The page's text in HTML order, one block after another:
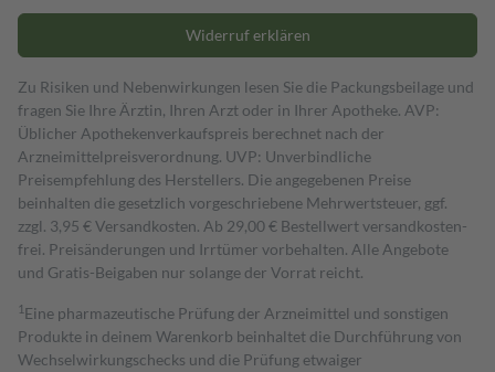
Widerruf erklären
Zu Risiken und Nebenwirkungen lesen Sie die Packungsbeilage und
fragen Sie Ihre Ärztin, Ihren Arzt oder in Ihrer Apotheke. AVP:
Üblicher Apothekenverkaufspreis berechnet nach der
Arzneimittelpreisverordnung. UVP: Unverbindliche
Preisempfehlung des Herstellers. Die angegebenen Preise
beinhalten die gesetzlich vorgeschriebene Mehrwertsteuer, ggf.
zzgl. 3,95 € Versandkosten. Ab 29,00 € Bestell­wert versand­kosten­
frei. Preisänderungen und Irrtümer vorbehalten. Alle Angebote
und Gratis-Beigaben nur solange der Vorrat reicht.
1 Eine pharmazeutische Prüfung der Arzneimittel und sonstigen
Produkte in deinem Warenkorb beinhaltet die Durchführung von
Wechselwirkungschecks und die Prüfung etwaiger